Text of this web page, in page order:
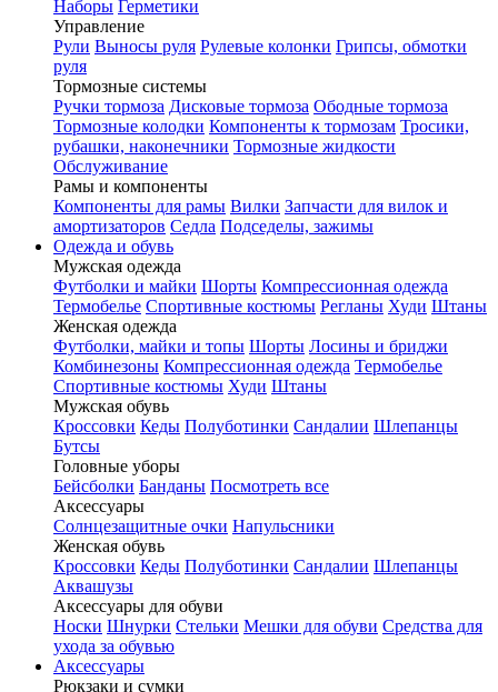
Наборы Герметики
Управление
Рули Выносы руля Рулевые колонки Грипсы, обмотки
руля
Тормозные системы
Ручки тормоза Дисковые тормоза Ободные тормоза
Тормозные колодки Компоненты к тормозам Тросики,
рубашки, наконечники Тормозные жидкости
Обслуживание
Рамы и компоненты
Компоненты для рамы Вилки Запчасти для вилок и
амортизаторов Седла Подседелы, зажимы
Одежда и обувь
Мужская одежда
Футболки и майки Шорты Компрессионная одежда
Термобелье Спортивные костюмы Регланы Худи Штаны
Женская одежда
Футболки, майки и топы Шорты Лосины и бриджи
Комбинезоны Компрессионная одежда Термобелье
Спортивные костюмы Худи Штаны
Мужская обувь
Кроссовки Кеды Полуботинки Сандалии Шлепанцы
Бутсы
Головные уборы
Бейсболки Банданы Посмотреть все
Аксессуары
Солнцезащитные очки Напульсники
Женская обувь
Кроссовки Кеды Полуботинки Сандалии Шлепанцы
Аквашузы
Аксессуары для обуви
Носки Шнурки Стельки Мешки для обуви Средства для
ухода за обувью
Аксессуары
Рюкзаки и сумки